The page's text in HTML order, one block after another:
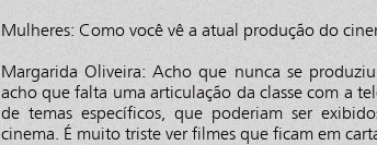
Mulheres: Como você vê a atual produção do
Margarida Oliveira: Acho que nunca se
acho que falta uma articulação da classe com a
de temas específicos, que poderiam ser
cinema. É muito triste ver filmes que ficam em